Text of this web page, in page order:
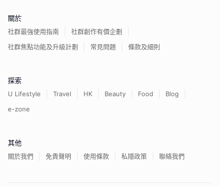
關於
社群最強使用指南
社群創作有價企劃
社群焦點功能及升級計劃
常見問題 條款及細則
探索
U Lifestyle Travel HK Beauty Food
Blog
e-zone
其他
關於我們 免責聲明 使用條款 私隱政策 聯絡我們